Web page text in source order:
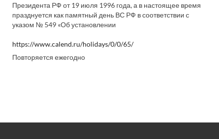
Президента РФ от 19 июля 1996 года, а в настоящее время
празднуется как памятный день ВС РФ в соответствии с
указом № 549 «Об установлении
https://www.calend.ru/holidays/0/0/65/
Повторяется ежегодно